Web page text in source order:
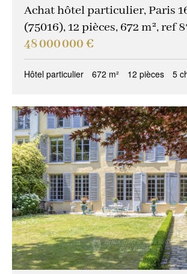
Achat hôtel particulier, Paris
(75016), 12 pièces, 672 m², ref
48 000 000 €
Hôtel particulier 672 m² 12 pièces 5